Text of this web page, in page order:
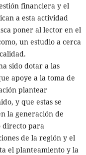
financiera y el
a esta actividad
poner al lector en el
un estudio a cerca
sido dotar a las
apoye a la toma de
plantear
y que estas se
la generación de
directo para
de la región y el
el planteamiento y la